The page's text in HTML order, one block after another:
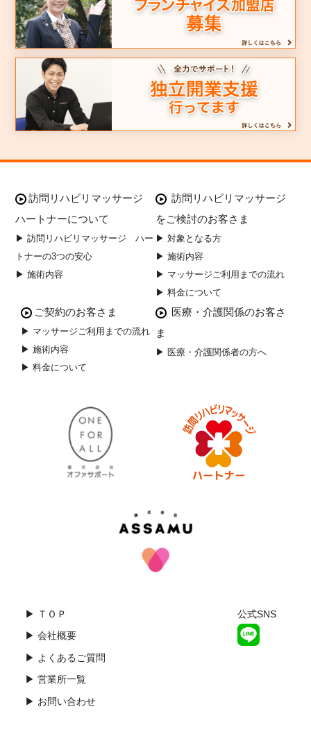
訪問リハビリマッサージ
ハートナーについて
▶ 訪問リハビリマッサージ ハー
トナーの3つの安心
▶ 施術内容
訪問リハビリマッサージ
をご検討のお客さま
▶ 対象となる方
▶ 施術内容
▶ マッサージご利用までの流れ
▶ 料金について
ご契約のお客さま
▶ マッサージご利用までの流れ
▶ 施術内容
▶ 料金について
医療・介護関係のお客さ
ま
▶ 医療・介護関係者の方へ
▶ ＴＯＰ
▶ 会社概要
▶ よくあるご質問
▶ 営業所一覧
▶ お問い合わせ
公式SNS